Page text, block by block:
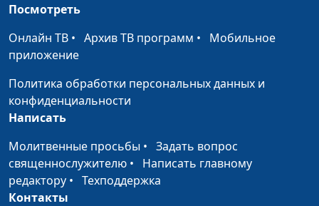
Поделки из
винограда
Алексей Ронжин, Самуил
Салат «Кактус»
Алексей Ронжин, Паша
Пожар на кухне
Калягин, Надя Малышева
Завтрак у дороги
Алексей Ронжин, Паша
Посмотреть
Онлайн ТВ • Архив ТВ программ • Мобильное
приложение
Политика обработки персональных данных и
конфиденциальности
Написать
Молитвенные просьбы • Задать вопрос
священнослужителю • Написать главному
редактору • Техподдержка
Контакты